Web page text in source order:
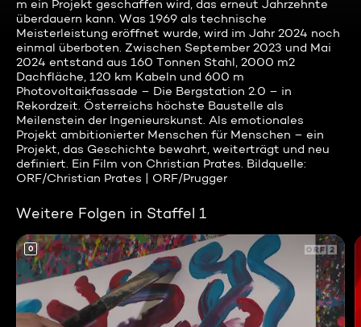
m ein Projekt geschaffen wird, das erneut Jahrzehnte
überdauern kann. Was 1969 als technische
Meisterleistung eröffnet wurde, wird im Jahr 2024 noch
einmal überboten. Zwischen September 2023 und Mai
2024 entstand aus 160 Tonnen Stahl, 2000 m2
Dachfläche, 120 km Kabeln und 600 m
Photovoltaikfassade – Die Bergstation 2.0 – in
Rekordzeit. Österreichs höchste Baustelle als
Meilenstein der Ingenieurskunst. Als emotionales
Projekt ambitionierter Menschen für Menschen – ein
Projekt, das Geschichte bewahrt, weiterträgt und neu
definiert. Ein Film von Christian Prates. Bildquelle:
ORF/Christian Prates | ORF/Prugger
Weitere Folgen in Staffel 1
0